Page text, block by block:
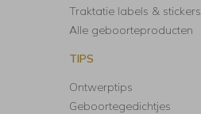
Traktatie labels & stickers
Alle geboorteproducten
TIPS
Ontwerptips
Geboortegedichtjes